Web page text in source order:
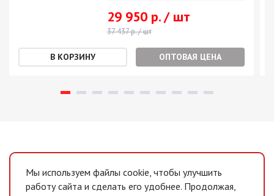
29 950 р. / шт
37 437 р. / шт
ОПТОВАЯ ЦЕНА
Мы используем файлы cookie, чтобы улучшить
работу сайта и сделать его удобнее. Продолжая,